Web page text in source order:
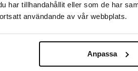
har tillhandahållit eller som de har
användande av vår webbplats.
Anpassa
mjuk hållbar volym och fyllighet för alla
Heat Protection. Använd moussen för att